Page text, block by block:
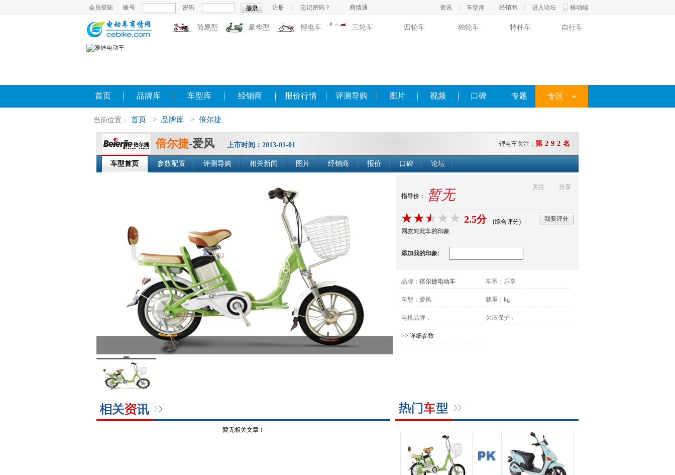
资讯 车型库 经销商 进入论坛 移动端
会员登陆 账号 密码 注册 忘记密码？ 商情通
简易型 豪华型 锂电车 三轮车 四轮车 独轮车 特种车 自行车
首页 品牌库 车型库 经销商 报价行情 评测导购 图片 视频 口碑 专题 专区
当前位置： 首页 > 品牌库 > 倍尔捷
锂电车关注：第292名
倍尔捷-爱风 上市时间：2013-01-01
车型首页 参数配置 评测导购 相关新闻 图片 经销商 报价 口碑 论坛
指导价： 暂无 关注 分享
2.5分 (综合评分)
我要评分
网友对此车的印象
添加我的印象:
品牌： 倍尔捷电动车 车系： 乐享
车型： 爱风 载重： kg
电机品牌： 欠压保护：
>> 详细参数
暂无相关文章！